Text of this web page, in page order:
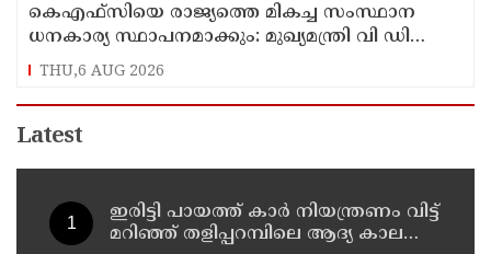
കെഎഫ്‌സിയെ രാജ്യത്തെ മികച്ച സംസ്ഥാന
ധനകാര്യ സ്ഥാപനമാക്കും: മുഖ്യമന്ത്രി വി ഡി
സതീശൻ
THU,6 AUG 2026
Latest
ഇരിട്ടി പായത്ത് കാർ നിയന്ത്രണം വിട്ട്
മറിഞ്ഞ് തളിപ്പറമ്പിലെ ആദ്യ കാല